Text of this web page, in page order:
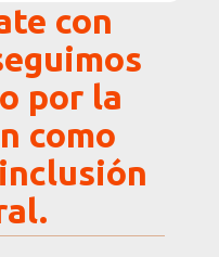
con
por la
como